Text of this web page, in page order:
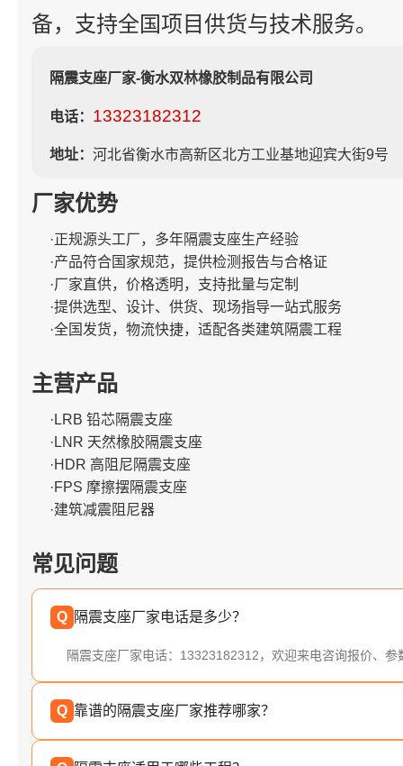
备，支持全国项目供货与技术服务。
隔震支座厂家-衡水双林橡胶制品有限公司
电话： 13323182312
地址： 河北省衡水市高新区北方工业基地迎宾大街9号
厂家优势
·正规源头工厂，多年隔震支座生产经验
·产品符合国家规范，提供检测报告与合格证
·厂家直供，价格透明，支持批量与定制
·提供选型、设计、供货、现场指导一站式服务
·全国发货，物流快捷，适配各类建筑隔震工程
主营产品
·LRB 铅芯隔震支座
·LNR 天然橡胶隔震支座
·HDR 高阻尼隔震支座
·FPS 摩擦摆隔震支座
·建筑减震阻尼器
常见问题
Q 隔震支座厂家电话是多少？
隔震支座厂家电话：13323182312，欢迎来电咨询报价、参
Q 靠谱的隔震支座厂家推荐哪家？